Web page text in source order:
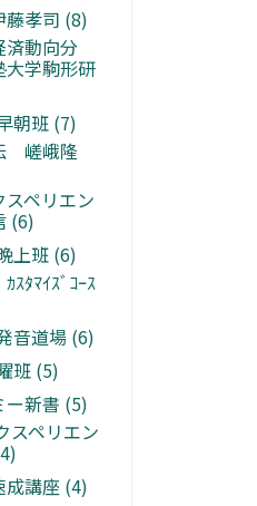
孝司 (8)
済動向分
学駒形研
朝班 (7)
嵯峨隆
ペリエン
(6)
上班 (6)
ｽﾀﾏｲｽﾞｺｰｽ
音道場 (6)
班 (5)
ー新書 (5)
スペリエン
成講座 (4)